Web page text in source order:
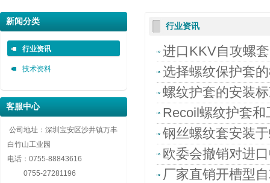
深圳市金永安装实业有限公司 0755-88843616
自攻螺套，无尾螺套，钢丝螺套，插销螺套厂家深圳市金永安装实业有限公司 0755-
深圳市金永安装实业有限公司 0755-88843616
自攻螺套，无尾螺套，钢丝螺套，插销螺套厂家深圳市金永安装实业有限公司 0755-
深圳市金永安装实业有限公司 0755-88843616
自攻螺套，无尾螺套，钢丝螺套，插销螺套厂家深圳市金永安装实业有限公司 0755-
新闻分类
行业资讯
技术资料
客服中心
公司地址：深圳宝安区沙井镇万丰
白竹山工业园
电话： 0755-88843616
0755-27281196
行业资讯
进口KKV自攻螺
选择螺纹保护套
螺纹护套的安装
Recoil螺纹护套和
钢丝螺纹套安装
欧委会撤销对进
厂家直销开槽型